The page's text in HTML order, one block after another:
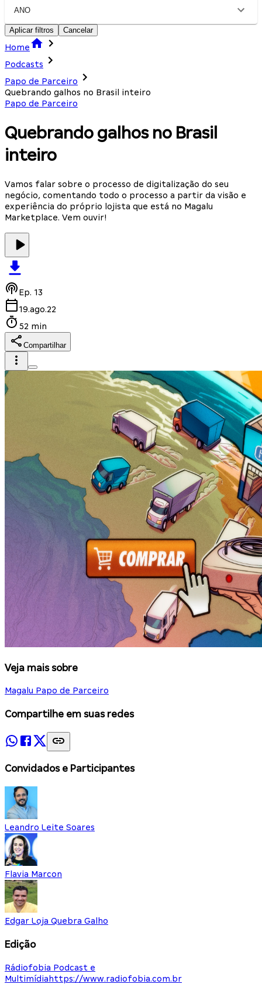
ANO
Aplicar filtros Cancelar
Home
Podcasts
Papo de Parceiro
Quebrando galhos no Brasil inteiro
Papo de Parceiro
Quebrando galhos no Brasil
inteiro
Vamos falar sobre o processo de digitalização do seu
negócio, comentando todo o processo a partir da visão e
experiência do próprio lojista que está no Magalu
Marketplace. Vem ouvir!
Ep. 13
19.ago.22
52 min
Compartilhar
Veja mais sobre
Magalu Papo de Parceiro
Compartilhe em suas redes
Convidados e Participantes
Leandro Leite Soares
Flavia Marcon
Edgar Loja Quebra Galho
Edição
Rádiofobia Podcast e
Multimídia https://www.radiofobia.com.br